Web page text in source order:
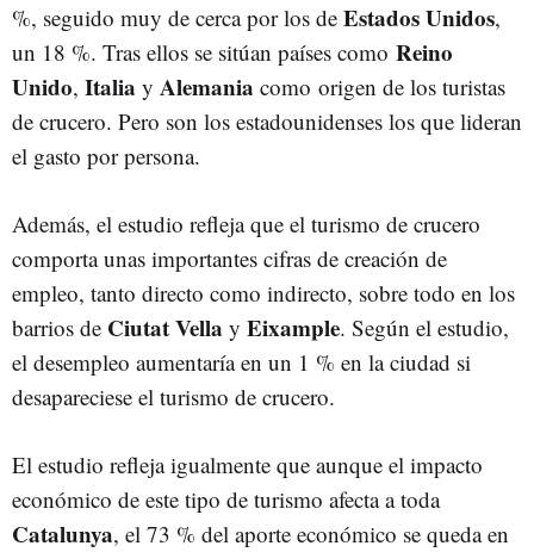
%, seguido muy de cerca por los de Estados Unidos,
un 18 %. Tras ellos se sitúan países como Reino
Unido, Italia y Alemania como origen de los turistas
de crucero. Pero son los estadounidenses los que lideran
el gasto por persona.
Además, el estudio refleja que el turismo de crucero
comporta unas importantes cifras de creación de
empleo, tanto directo como indirecto, sobre todo en los
barrios de Ciutat Vella y Eixample. Según el estudio,
el desempleo aumentaría en un 1 % en la ciudad si
desapareciese el turismo de crucero.
El estudio refleja igualmente que aunque el impacto
económico de este tipo de turismo afecta a toda
Catalunya, el 73 % del aporte económico se queda en